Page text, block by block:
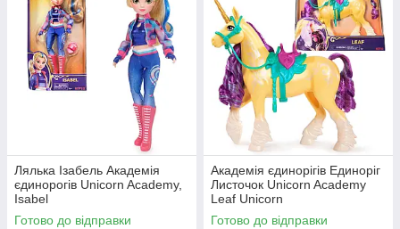
Лялька Ізабель Академія
єдинорогів Unicorn Academy,
Isabel
Готово до відправки
Академія єдинорігів Единоріг
Листочок Unicorn Academy
Leaf Unicorn
Готово до відправки